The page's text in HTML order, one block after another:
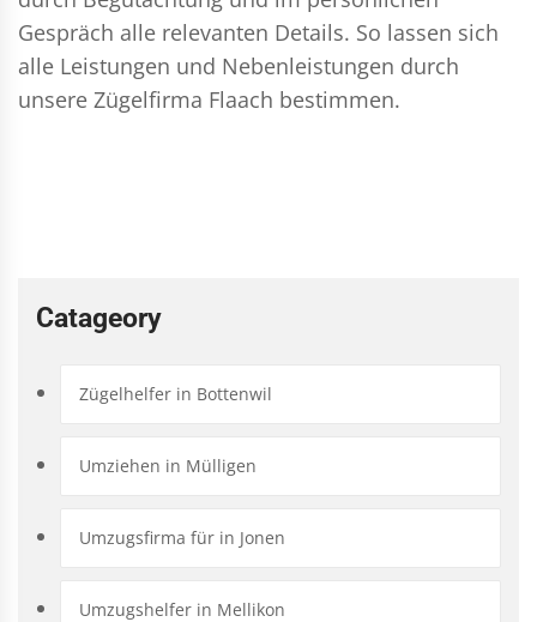
Gespräch alle relevanten Details. So lassen sich
alle Leistungen und Nebenleistungen durch
unsere Zügelfirma Flaach bestimmen.
Catageory
Zügelhelfer in Bottenwil
Umziehen in Mülligen
Umzugsfirma für in Jonen
Umzugshelfer in Mellikon